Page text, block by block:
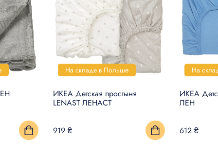
На складе в Польше
ИКЕА Детская простыня
LENAST ЛЕНАСТ
919 ₴
На
ИКЕА
ЛЕН
612 ₴